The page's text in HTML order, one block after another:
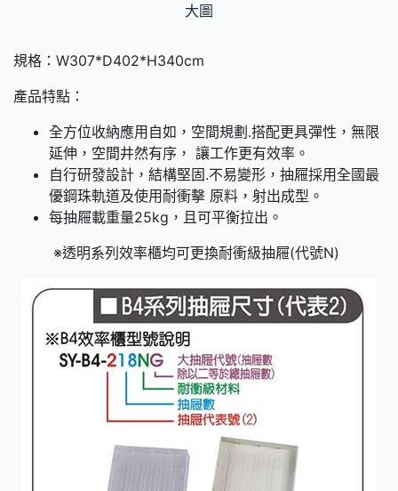
大圖
規格：W307*D402*H340cm
產品特點：
全方位收納應用自如，空間規劃.搭配更具彈性，無限
延伸，空間井然有序， 讓工作更有效率。
自行研發設計，結構堅固.不易變形，抽屜採用全國最
優鋼珠軌道及使用耐衝擊 原料，射出成型。
每抽屜載重量25kg，且可平衡拉出。
※透明系列效率櫃均可更換耐衝級抽屜(代號N)